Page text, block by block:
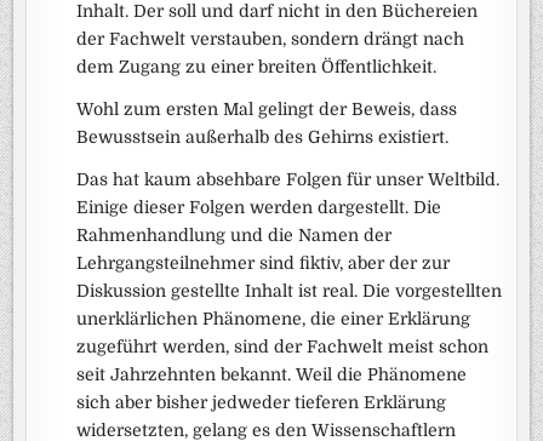
Inhalt. Der soll und darf nicht in den Büchereien
der Fachwelt verstauben, sondern drängt nach
dem Zugang zu einer breiten Öffentlichkeit.
Wohl zum ersten Mal gelingt der Beweis, dass
Bewusstsein außerhalb des Gehirns existiert.
Das hat kaum absehbare Folgen für unser Weltbild.
Einige dieser Folgen werden dargestellt. Die
Rahmenhandlung und die Namen der
Lehrgangsteilnehmer sind fiktiv, aber der zur
Diskussion gestellte Inhalt ist real. Die vorgestellten
unerklärlichen Phänomene, die einer Erklärung
zugeführt werden, sind der Fachwelt meist schon
seit Jahrzehnten bekannt. Weil die Phänomene
sich aber bisher jedweder tieferen Erklärung
widersetzten, gelang es den Wissenschaftlern